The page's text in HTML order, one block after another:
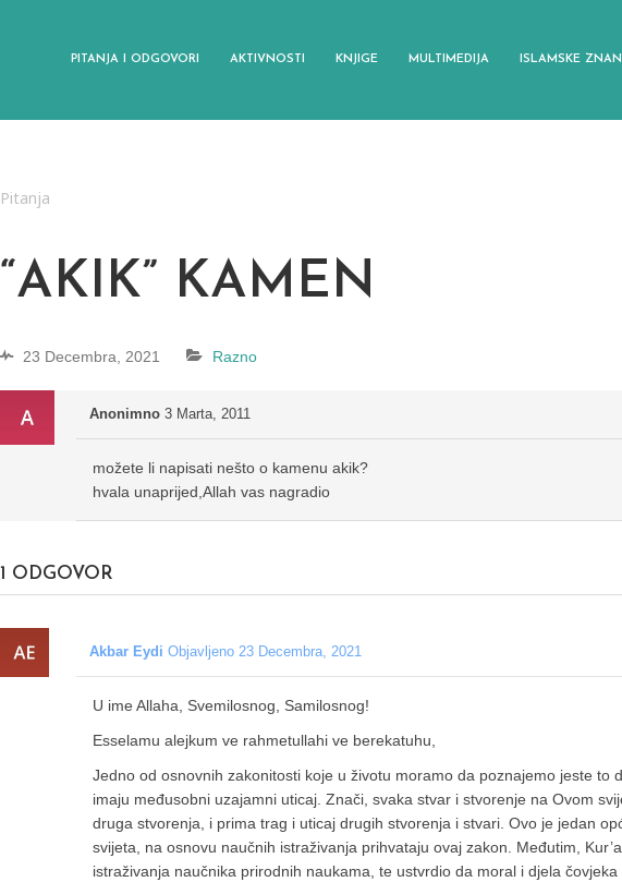
PITANJA I ODGOVORI AKTIVNOSTI KNJIGE MULTIMEDIJA ISLAMSKE
Pitanja
“AKIK” KAMEN
23 Decembra, 2021 Razno
Anonimno 3 Marta, 2011
možete li napisati nešto o kamenu akik?
hvala unaprijed,Allah vas nagradio
1 ODGOVOR
Akbar Eydi Objavljeno 23 Decembra, 2021
U ime Allaha, Svemilosnog, Samilosnog!
Esselamu alejkum ve rahmetullahi ve berekatuhu,
Jedno od osnovnih zakonitosti koje u životu moramo da poznajemo jeste to
imaju međusobni uzajamni uticaj. Znači, svaka stvar i stvorenje na Ovom
druga stvorenja, i prima trag i uticaj drugih stvorenja i stvari. Ovo je jedan
svijeta, na osnovu naučnih istraživanja prihvataju ovaj zakon. Međutim,
istraživanja naučnika prirodnih naukama, te ustvrdio da moral i djela